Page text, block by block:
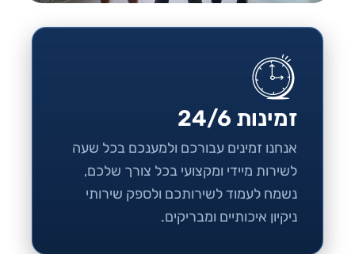
זמינות 24/6
אנחנו זמינים עבורכם ולמענכם בכל שעה
לשירות מיידי ומקצועי בכל צורך שלכם,
נשמח לעמוד לשירותכם ולספק שירותי
ניקיון איכותיים ומבריקים.